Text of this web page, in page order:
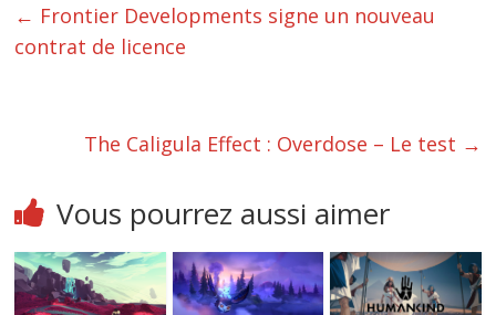
← Frontier Developments signe un nouveau
contrat de licence
The Caligula Effect : Overdose – Le test →
Vous pourrez aussi aimer